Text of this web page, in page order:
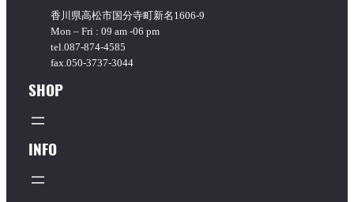
香川県高松市国分寺町新名1606-9
Mon – Fri : 09 am -06 pm
tel.087-874-4585
fax.050-3737-3044
SHOP
INFO